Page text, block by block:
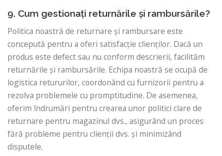
9. Cum gestionați returnările și rambursările?
Politica noastră de returnare și rambursare este
concepută pentru a oferi satisfacție clienților. Dacă un
produs este defect sau nu conform descrierii, facilităm
returnările și rambursările. Echipa noastră se ocupă de
logistica retururilor, coordonând cu furnizorii pentru a
rezolva problemele cu promptitudine. De asemenea,
oferim îndrumări pentru crearea unor politici clare de
returnare pentru magazinul dvs., asigurând un proces
fără probleme pentru clienții dvs. și minimizând
disputele.